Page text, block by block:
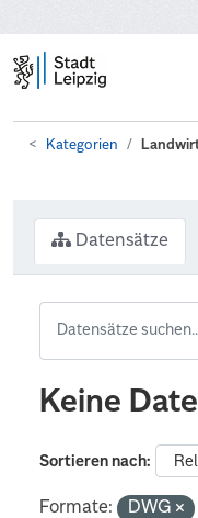
Kategorien
Datensätze
Keine
Sortieren nach
Formate: DWG